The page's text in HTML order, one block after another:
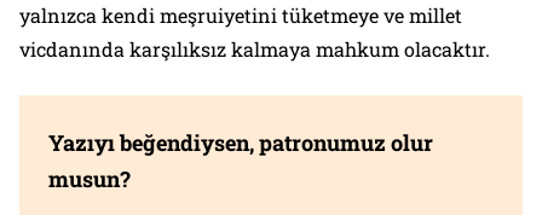
yalnızca kendi meşruiyetini tüketmeye ve millet
vicdanında karşılıksız kalmaya mahkum olacaktır.
Yazıyı beğendiysen, patronumuz olur
musun?